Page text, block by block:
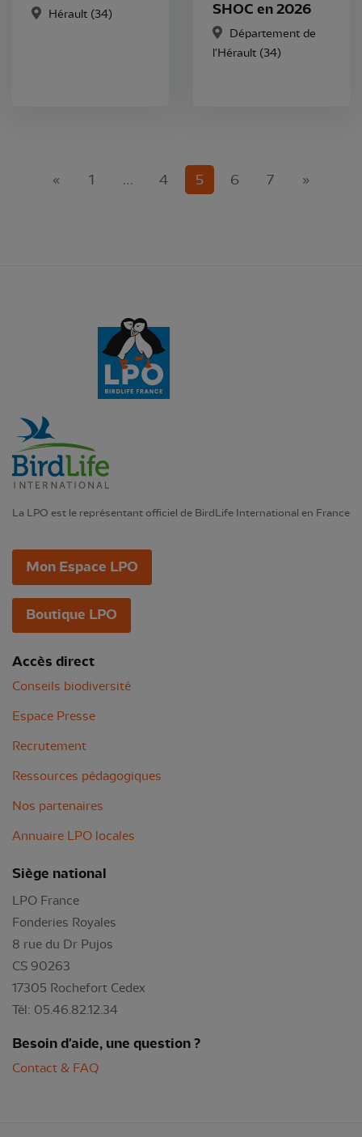
Hérault (34)
SHOC en 2026
Département de
l'Hérault (34)
« 1 … 4 5(current)
6 7 »
La LPO est le représentant officiel de BirdLife International en France
Mon Espace LPO
Boutique LPO
Accès direct
Conseils biodiversité
Espace Presse
Recrutement
Ressources pédagogiques
Nos partenaires
Annuaire LPO locales
Siège national
LPO France
Fonderies Royales
8 rue du Dr Pujos
CS 90263
17305 Rochefort Cedex
Tél: 05.46.82.12.34
Besoin d'aide, une question ?
Contact & FAQ